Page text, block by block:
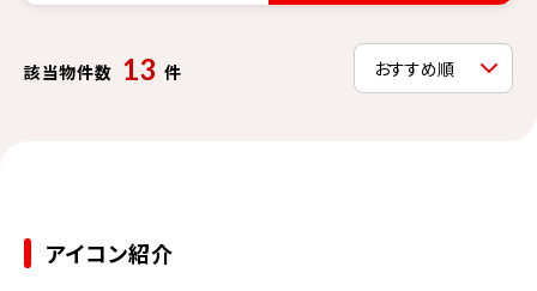
該当物件数 13 件
アイコン紹介